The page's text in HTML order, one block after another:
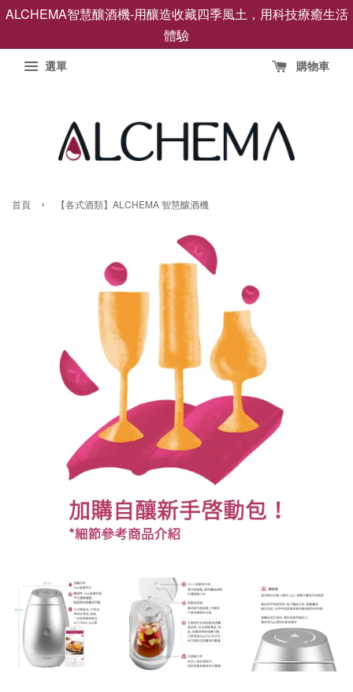
ALCHEMA智慧釀酒機-用釀造收藏四季風土，用科技療癒生活
體驗
選單 購物車
首頁 › 【各式酒類】ALCHEMA 智慧釀酒機